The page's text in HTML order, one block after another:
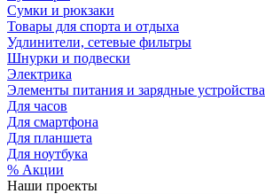
Сумки и рюкзаки
Товары для спорта и отдыха
Удлинители, сетевые фильтры
Шнурки и подвески
Электрика
Элементы питания и зарядные устройства
Для часов
Для смартфона
Для планшета
Для ноутбука
% Акции
Наши проекты